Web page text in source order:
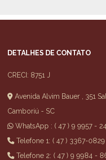
DETALHES DE CONTATO
CRECI: 8751 J
Avenida Alvim Bauer , 351
Camboriú - SC
WhatsApp : ( 47 ) 9 9957 -
Telefone 1: ( 47 ) 3367-0829
Telefone 2: ( 47 ) 9 9984 -